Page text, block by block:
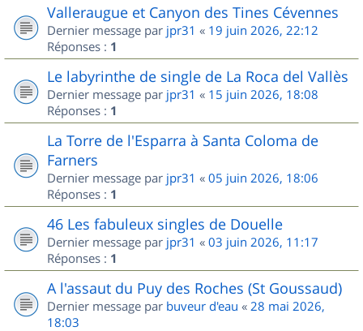
Valleraugue et Canyon des Tines Cévennes
Dernier message par jpr31 « 19 juin 2026, 22:12
Réponses : 1
Le labyrinthe de single de La Roca del Vallès
Dernier message par jpr31 « 15 juin 2026, 18:08
Réponses : 1
La Torre de l'Esparra à Santa Coloma de
Farners
Dernier message par jpr31 « 05 juin 2026, 18:06
Réponses : 1
46 Les fabuleux singles de Douelle
Dernier message par jpr31 « 03 juin 2026, 11:17
Réponses : 1
A l'assaut du Puy des Roches (St Goussaud)
Dernier message par buveur d'eau « 28 mai 2026,
18:03